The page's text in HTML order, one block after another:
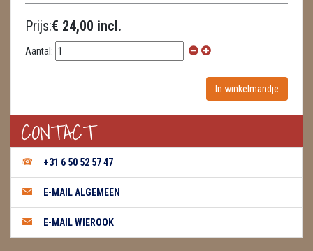
SPECIALE STUKKEN
VLINDERS
WIEROOK, OLIE & TOEBEHOREN
ZAKJES WATER ELIXERS
Prijs:€ 24,00 incl.
Aantal:
CONTACT
+31 6 50 52 57 47
E-MAIL ALGEMEEN
E-MAIL WIEROOK